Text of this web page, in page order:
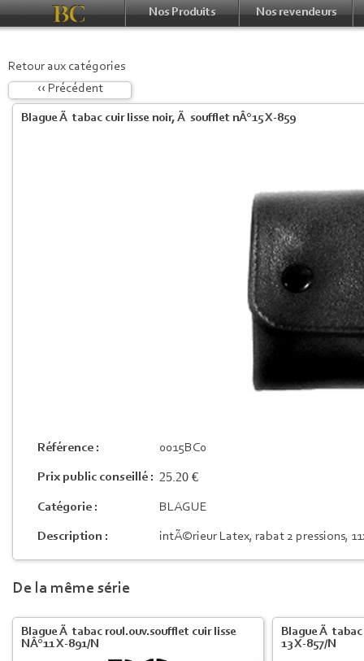
Nos Produits Nos revendeurs
Retour aux catégories
‹‹ Précédent
Blague Ã tabac cuir lisse noir, Ã soufflet nÂ°15 X-859
Référence : 0015BC0
Prix public conseillé : 25.20 €
Catégorie : BLAGUE
Description : intÃ©rieur Latex, rabat 2 pressions,
De la même série
Blague Ã tabac roul.ouv.soufflet cuir lisse
NÂ°11 X-891/N
Blague Ã
13 X-857/N